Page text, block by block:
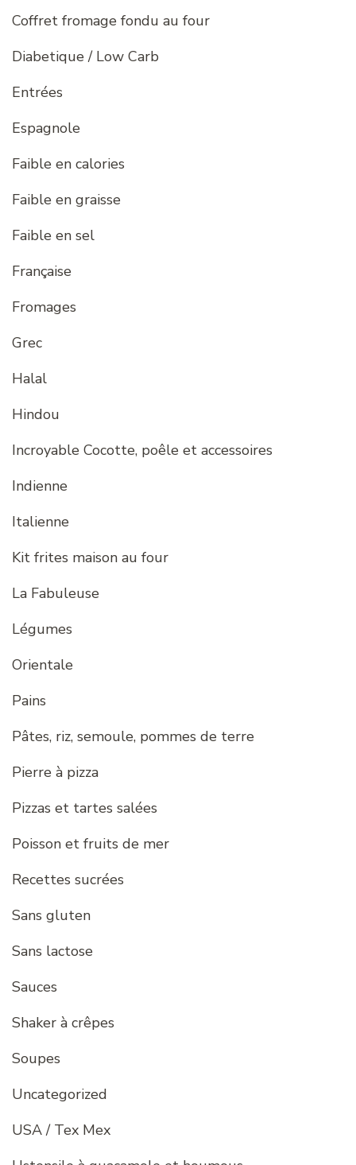
Coffret fromage fondu au four
Diabetique / Low Carb
Entrées
Espagnole
Faible en calories
Faible en graisse
Faible en sel
Française
Fromages
Grec
Halal
Hindou
Incroyable Cocotte, poêle et accessoires
Indienne
Italienne
Kit frites maison au four
La Fabuleuse
Légumes
Orientale
Pains
Pâtes, riz, semoule, pommes de terre
Pierre à pizza
Pizzas et tartes salées
Poisson et fruits de mer
Recettes sucrées
Sans gluten
Sans lactose
Sauces
Shaker à crêpes
Soupes
Uncategorized
USA / Tex Mex